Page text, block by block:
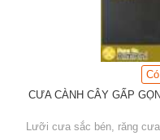
CƯA CÀNH CÂY GẤP
Lưỡi cưa sắc bén, răng